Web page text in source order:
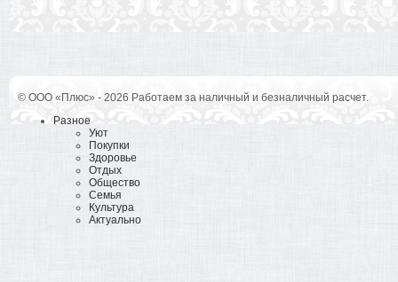
© ООО «Плюс» - 2026 Работаем за наличный и безналичный расчет.
Разное
Уют
Покупки
Здоровье
Отдых
Общество
Семья
Культура
Актуально